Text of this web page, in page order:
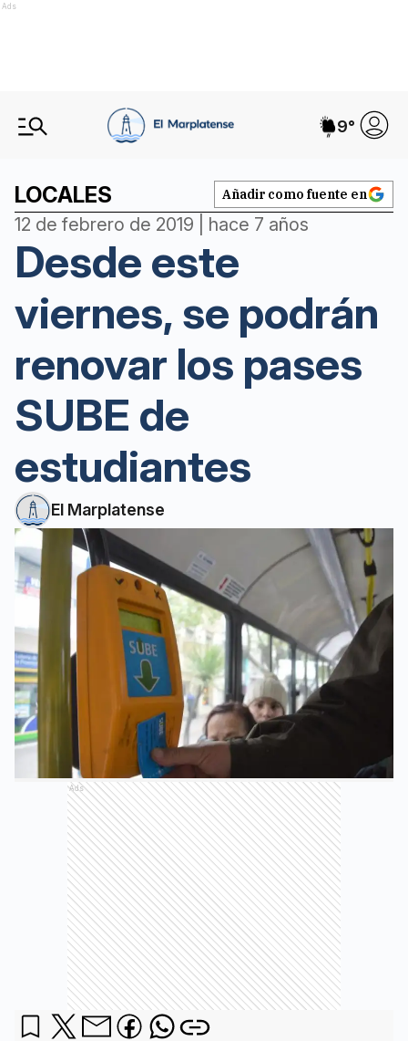
Ads
9°
LOCALES Añadir como fuente en
12 de febrero de 2019 | hace 7 años
Desde este
viernes, se podrán
renovar los pases
SUBE de
estudiantes
El Marplatense
Ads